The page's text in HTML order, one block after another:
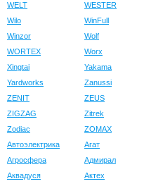
WELT
WESTER
Wilo
WinFull
Winzor
Wolf
WORTEX
Worx
Xingtai
Yakama
Yardworks
Zanussi
ZENIT
ZEUS
ZIGZAG
Zitrek
Zodiac
ZOMAX
Автоэлектрика
Агат
Агросфера
Адмирал
Аквадуся
Актех